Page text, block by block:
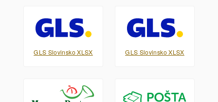
GLS Slovinsko XLSX GLS Slovinsko XLSX